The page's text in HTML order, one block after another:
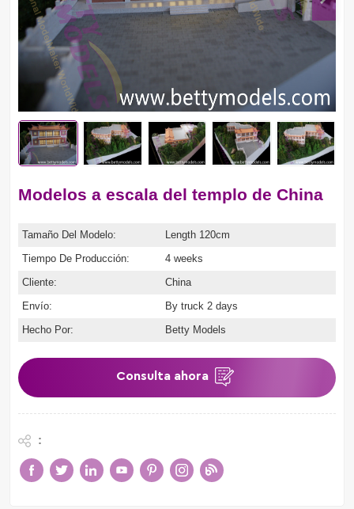
Modelos a escala del templo de China
Tamaño Del Modelo:
Length 120cm
Tiempo De Producción:
4 weeks
Cliente:
China
Envío:
By truck 2 days
Hecho Por:
Betty Models
Consulta ahora
: